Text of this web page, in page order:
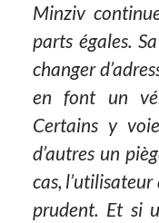
Minziv
parts égales.
changer
en font un
Certains y
d’autres un
cas,
prudent. Et si